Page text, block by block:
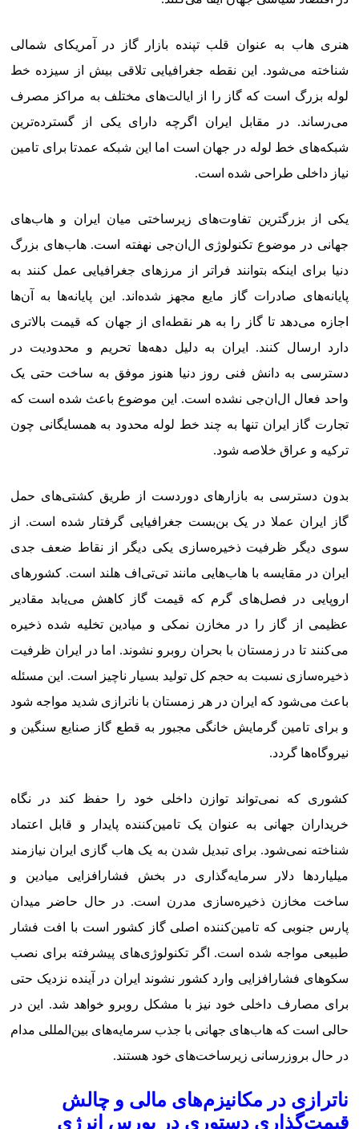
هنری هاب به عنوان قلب تپنده بازار گاز در آمریکای شمالی
شناخته می‌شود. این نقطه جغرافیایی تلاقی بیش از سیزده خط
لوله بزرگ است که گاز را از ایالت‌های مختلف به مراکز مصرف
می‌رساند. در مقابل ایران اگرچه دارای یکی از گسترده‌ترین
شبکه‌های خط لوله در جهان است اما این شبکه عمدتا برای تامین
نیاز داخلی طراحی شده است.
یکی از بزرگترین تفاوت‌های زیرساختی میان ایران و هاب‌های
جهانی در موضوع تکنولوژی ال‌ان‌جی نهفته است. هاب‌های بزرگ
دنیا برای اینکه بتوانند فراتر از مرزهای جغرافیایی عمل کنند به
پایانه‌های صادرات گاز مایع مجهز شده‌اند. این پایانه‌ها به آن‌ها
اجازه می‌دهد تا گاز را به هر نقطه‌ای از جهان که قیمت بالاتری
دارد ارسال کنند. ایران به دلیل دهه‌ها تحریم و محدودیت در
دسترسی به دانش فنی روز دنیا هنوز موفق به ساخت حتی یک
واحد فعال ال‌ان‌جی نشده است. این موضوع باعث شده است که
تجارت گاز ایران تنها به چند خط لوله محدود به همسایگانی چون
ترکیه و عراق خلاصه شود.
بدون دسترسی به بازارهای دوردست از طریق کشتی‌های حمل
گاز ایران عملا در یک بن‌بست جغرافیایی گرفتار شده است. از
سوی دیگر ظرفیت ذخیره‌سازی یکی دیگر از نقاط ضعف جدی
ایران در مقایسه با هاب‌هایی مانند تی‌تی‌اف هلند است. کشورهای
اروپایی در فصل‌های گرم که قیمت گاز کاهش می‌یابد مقادیر
عظیمی از گاز را در مخازن نمکی و میادین تخلیه شده ذخیره
می‌کنند تا در زمستان با بحران روبرو نشوند. اما در ایران ظرفیت
ذخیره‌سازی نسبت به حجم کل تولید بسیار ناچیز است. این مسئله
باعث می‌شود که ایران در هر زمستان با ناترازی شدید مواجه شود
و برای تامین گرمایش خانگی مجبور به قطع گاز صنایع سنگین و
نیروگاه‌ها گردد.
کشوری که نمی‌تواند توازن داخلی خود را حفظ کند در نگاه
خریداران جهانی به عنوان یک تامین‌کننده پایدار و قابل اعتماد
شناخته نمی‌شود. برای تبدیل شدن به یک هاب گازی ایران نیازمند
میلیاردها دلار سرمایه‌گذاری در بخش فشارافزایی میادین و
ساخت مخازن ذخیره‌سازی مدرن است. در حال حاضر میدان
پارس جنوبی که تامین‌کننده اصلی گاز کشور است با افت فشار
طبیعی مواجه شده است. اگر تکنولوژی‌های پیشرفته برای نصب
سکوهای فشارافزایی وارد کشور نشوند ایران در آینده نزدیک حتی
برای مصارف داخلی خود نیز با مشکل روبرو خواهد شد. این در
حالی است که هاب‌های جهانی با جذب سرمایه‌های بین‌المللی مدام
در حال بروزرسانی زیرساخت‌های خود هستند.
ناترازی در مکانیزم‌های مالی و چالش
قیمت‌گذاری دستوری در بورس انرژی